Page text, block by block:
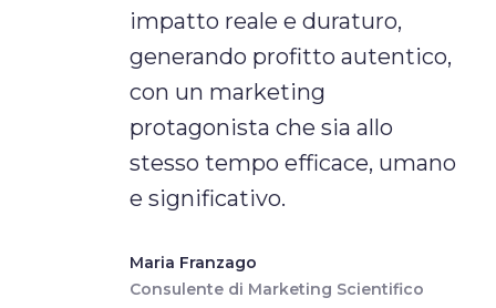
impatto reale e duraturo,
generando profitto autentico,
con un marketing
protagonista che sia allo
stesso tempo efficace, umano
e significativo.
Maria Franzago
Consulente di Marketing Scientifico